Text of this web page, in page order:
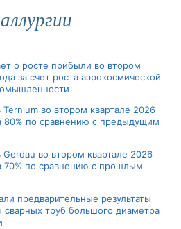
о росте прибыли во втором
за счет роста аэрокосмической
во втором квартале 2026
80% по сравнению с предыдущим
во втором квартале 2026
70% по сравнению с прошлым
предварительные результаты
сварных труб большого диаметра